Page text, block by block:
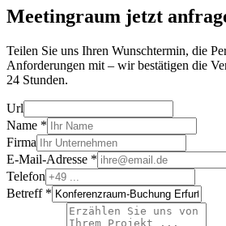
Meetingraum jetzt
Teilen Sie uns Ihren Wunschtermin, die
Anforderungen mit – wir bestätigen die
24 Stunden.
Url
Name *
Firma
E-Mail-Adresse *
Telefon
Betreff *